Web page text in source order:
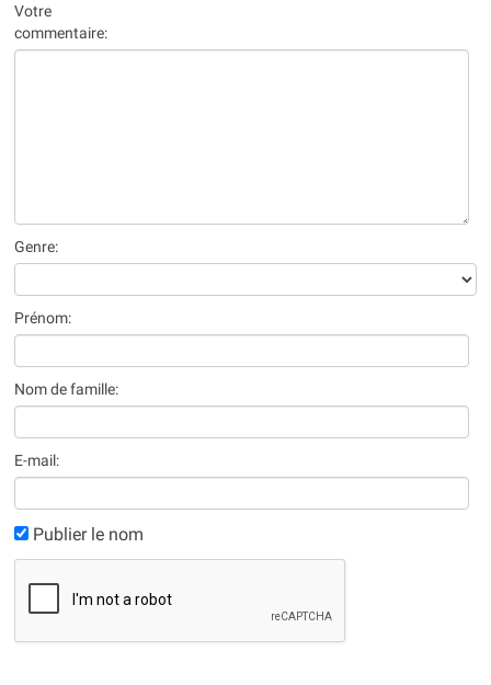
Votre
commentaire:
Genre:
Prénom:
Nom de famille:
E-mail:
Publier le nom